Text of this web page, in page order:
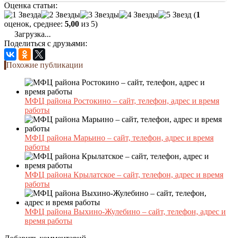
Оценка статьи:
(1
оценок, среднее: 5,00 из 5)
Загрузка...
Поделиться с друзьями:
Похожие публикации
МФЦ района Ростокино – сайт, телефон, адрес и время
работы
МФЦ района Марьино – сайт, телефон, адрес и время
работы
МФЦ района Крылатское – сайт, телефон, адрес и время
работы
МФЦ района Выхино-Жулебино – сайт, телефон, адрес и
время работы